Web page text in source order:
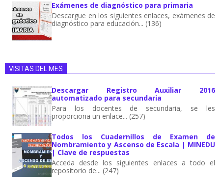
Exámenes de diagnóstico para primaria
Descargue en los siguientes enlaces, exámenes de
diagnóstico para educación... (136)
VISITAS DEL MES
Descargar Registro Auxiliar 2016
automatizado para secundaria
Para los docentes de secundaria, se les
proporciona un enlace... (257)
Todos los Cuadernillos de Examen de
Nombramiento y Ascenso de Escala | MINEDU
| Clave de respuestas
Acceda desde los siguientes enlaces a todo el
repositorio de... (247)